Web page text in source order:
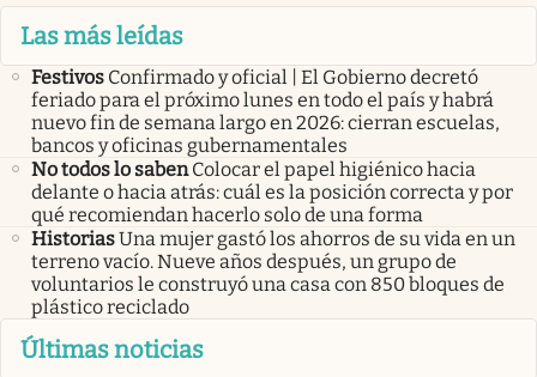
Las más leídas
Festivos Confirmado y oficial | El Gobierno decretó
feriado para el próximo lunes en todo el país y habrá
nuevo fin de semana largo en 2026: cierran escuelas,
bancos y oficinas gubernamentales
No todos lo saben Colocar el papel higiénico hacia
delante o hacia atrás: cuál es la posición correcta y por
qué recomiendan hacerlo solo de una forma
HistoriasUna mujer gastó los ahorros de su vida en un
terreno vacío. Nueve años después, un grupo de
voluntarios le construyó una casa con 850 bloques de
plástico reciclado
Últimas noticias